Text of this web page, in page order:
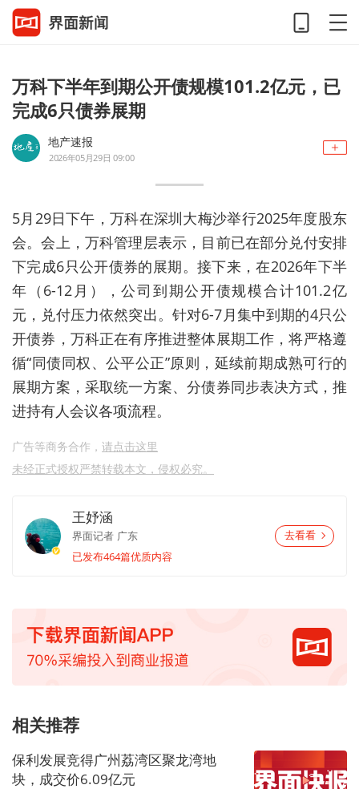
万科下半年到期公开债规模101.2亿元，已
完成6只债券展期
地产速报
2026年05月29日 09:00
5月29日下午 ，万科在深圳大梅沙举行2025年度股东
会。会上 ， 万科管理层表示，目前已在部分兑付安排
下完成6只公开债券的展期。接下来，在2026年下半
年（ 6-12月 ），公司到期公开债规模合计101.2亿
元， 兑付压力依然突出。针对6-7月集中到期的4只公
开债券 ，万科正在有序推进整体展期工作，将严格遵
循“同债同权、公平公正”原则，延续前期成熟可行的
展期方案，采取统一方案、分债券同步表决方式，推
进持有人会议各项流程。
广告等商务合作， 请点击这里
未经正式授权严禁转载本文，侵权必究。
王妤涵
界面记者 广东
已发布464篇优质内容
去看看
相关推荐
保利发展竞得广州荔湾区聚龙湾地
块，成交价6.09亿元